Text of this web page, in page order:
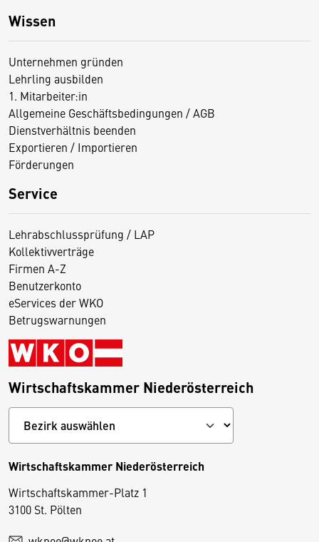
Wissen
Unternehmen gründen
Lehrling ausbilden
1. Mitarbeiter:in
Allgemeine Geschäftsbedingungen / AGB
Dienstverhältnis beenden
Exportieren / Importieren
Förderungen
Service
Lehrabschlussprüfung / LAP
Kollektivverträge
Firmen A-Z
Benutzerkonto
eServices der WKO
Betrugswarnungen
Wirtschaftskammer Niederösterreich
Wirtschaftskammer Niederösterreich
Wirtschaftskammer-Platz 1
3100 St. Pölten
D